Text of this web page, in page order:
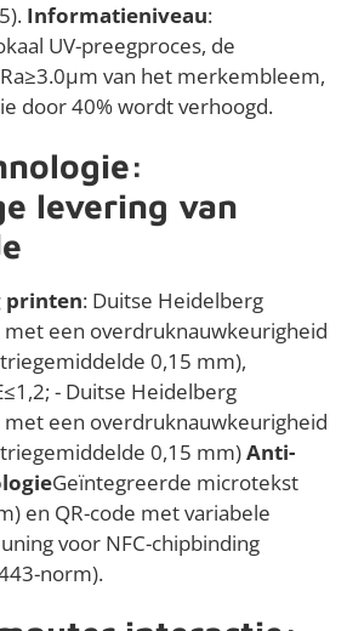
Informatieniveau:
UV-preegproces, de
van het merkembleem,
door 40% wordt verhoogd.
levering van
printen: Duitse Heidelberg
een overdruknauwkeurigheid
0,15 mm),
- Duitse Heidelberg
een overdruknauwkeurigheid
0,15 mm)Anti-
Geïntegreerde microtekst
en QR-code met variabele
voor NFC-chipbinding
norm).